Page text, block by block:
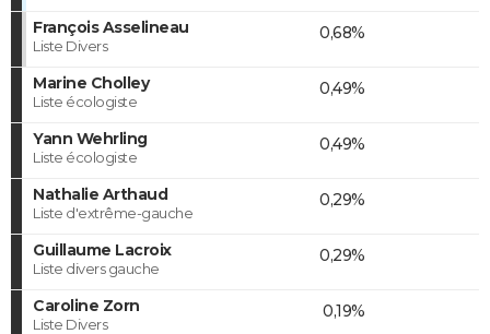
François Asselineau
Liste Divers
0,68%
Marine Cholley
Liste écologiste
0,49%
Yann Wehrling
Liste écologiste
0,49%
Nathalie Arthaud
Liste d'extrême-gauche
0,29%
Guillaume Lacroix
Liste divers gauche
0,29%
Caroline Zorn
Liste Divers
0,19%